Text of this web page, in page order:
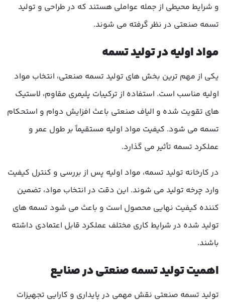
و شرایط محیطی از جمله عواملی هستند که در طراحی و تولید
تسمه صنعتی در نظر گرفته می شوند.
مواد اولیه در تولید تسمه
یکی از مهم ترین بخش های تولید تسمه صنعتی، انتخاب مواد
اولیه مناسب است. استفاده از ترکیبات پلیمری مقاوم، لاستیک
های تقویت شده و الیاف صنعتی باعث افزایش دوام و استحکام
تسمه می شود. کیفیت مواد اولیه مستقیماً بر طول عمر و
عملکرد تسمه تأثیر می گذارد.
در کارخانه تولید تسمه، مواد اولیه پس از بررسی و کنترل کیفیت
وارد چرخه تولید می شوند. این دقت در انتخاب مواد، تضمین
کننده کیفیت نهایی محصول است و باعث می شود تسمه های
تولید شده در شرایط کاری مختلف عملکرد قابل اعتمادی داشته
باشند.
اهمیت تولید تسمه صنعتی در صنایع
تولید تسمه صنعتی نقش مهمی در پایداری و کارایی تجهیزات